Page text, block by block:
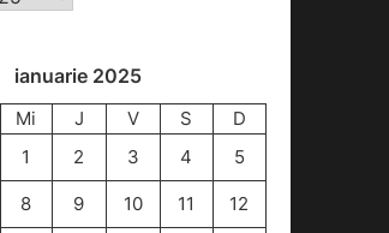
ianuarie 2025
Mi J V S
D
1
2 3 4 5
8 9 10 11 12